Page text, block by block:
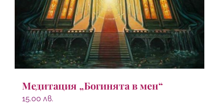
Медитация „Богинята в мен“
15.00 лв.